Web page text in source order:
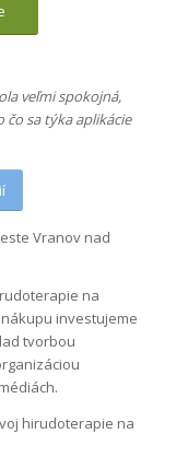
veľmi spokojná,
sa týka aplikácie
Vranov nad
na
investujeme
tvorbou
hirudoterapie na